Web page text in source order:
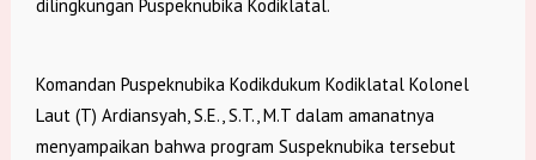
dilingkungan Puspeknubika Kodiklatal.
Komandan Puspeknubika Kodikdukum Kodiklatal Kolonel
Laut (T) Ardiansyah, S.E., S.T., M.T dalam amanatnya
menyampaikan bahwa program Suspeknubika tersebut